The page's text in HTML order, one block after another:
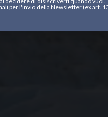
per l'invio della Newsletter (ex art.